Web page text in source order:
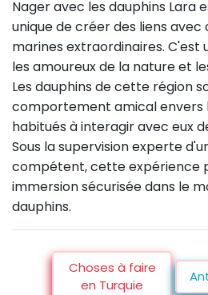
Nager avec les dauphins Lara
unique de créer des liens
marines extraordinaires. C'est
les amoureux de la nature et
Les dauphins de cette région
comportement amical envers
habitués à interagir avec eux
Sous la supervision experte
compétent, cette expérience
immersion sécurisée dans le
dauphins.
Choses à faire
en Turquie